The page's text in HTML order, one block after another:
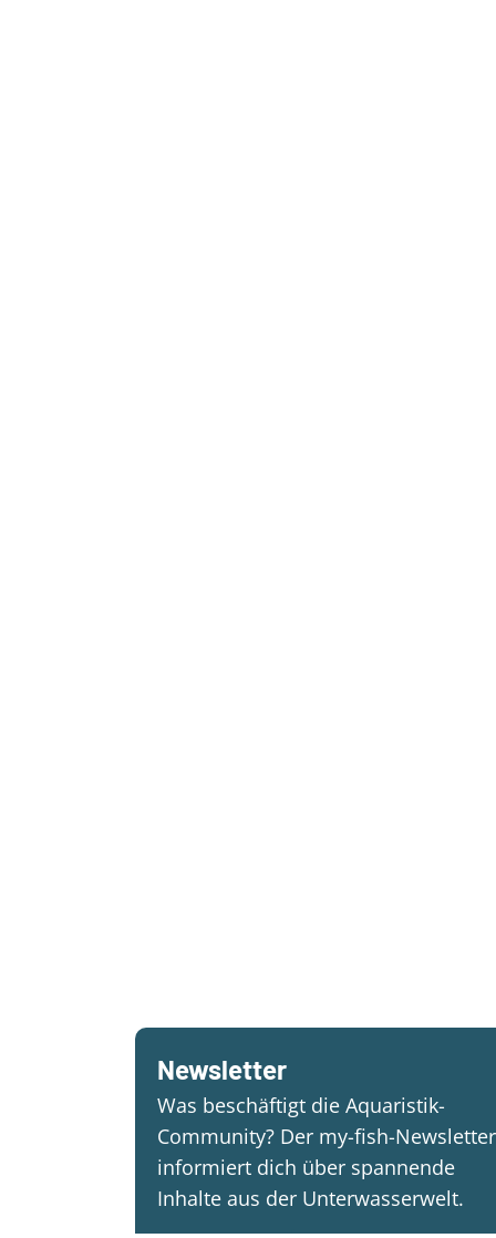
Newsletter
Was beschäftigt die Aquaristik-
Community? Der my-fish-Newsletter
informiert dich über spannende
Inhalte aus der Unterwasserwelt.